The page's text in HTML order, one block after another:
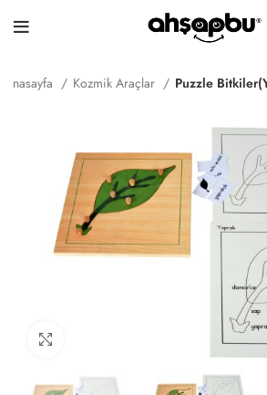
Anasayfa Kozmik Araçlar Puzzle